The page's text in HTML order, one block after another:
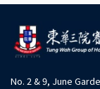
No. 2 & 9, June